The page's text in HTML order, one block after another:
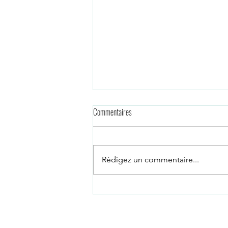
Vous ou votre enfant êtes haut potentiel
Commentaires
Rédigez un commentaire...